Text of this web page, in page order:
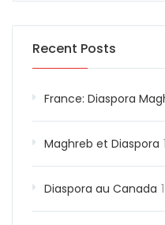
Recent Posts
France: Diaspora
Maghreb et Diaspora
Diaspora au Canada